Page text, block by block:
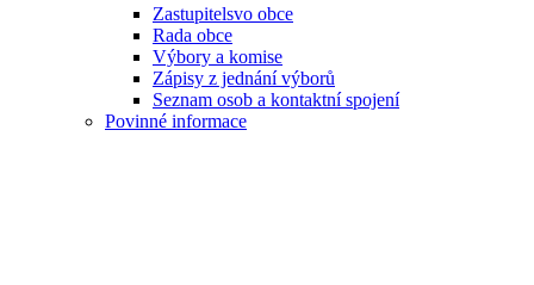
Zastupitelsvo obce
Rada obce
Výbory a komise
Zápisy z jednání výborů
Seznam osob a kontaktní spojení
Povinné informace